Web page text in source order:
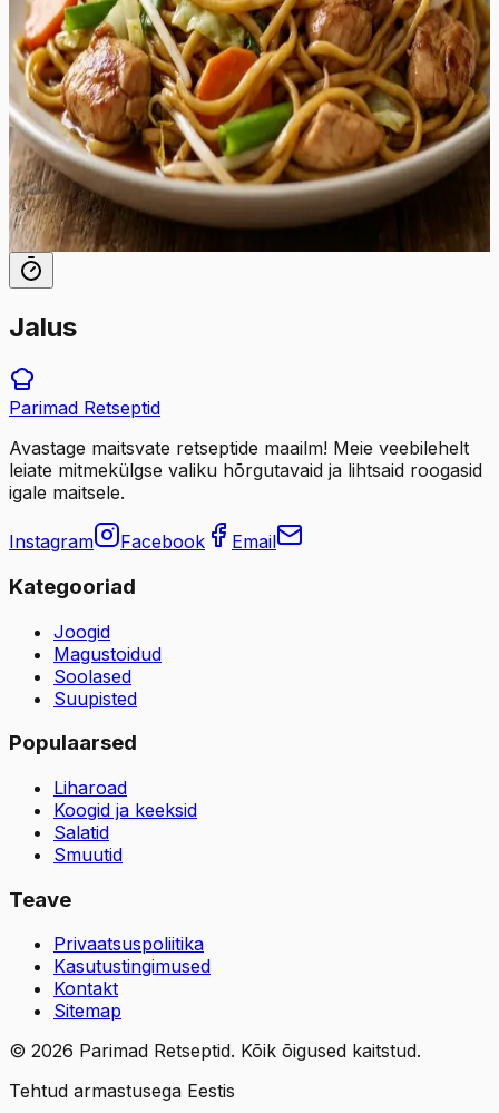
maitsvaks õhtusöögiks. Krõmpsuv kapsas, magus
porgand ja küüslaugu aromaatne lõhn täiendavad
ideaalselt mahlaseid kanaribasid ja kergelt krõbedaks
praetud chow mein nuudleid. See roog sobib
suurepäraselt argiõhtuteks, pakkudes kiirelt valmivat ja
rahuldustpakkuvat sööki kogu perele. Serveerige seda
kuumalt otse vokkpannilt ja nautige iga suutäit, mis on
täis tekstuure ja maitseid.
35min
8 tk
Jalus
Parimad Retseptid
Avastage maitsvate retseptide maailm! Meie veebilehelt
leiate mitmekülgse valiku hõrgutavaid ja lihtsaid roogasid
igale maitsele.
Instagram Facebook Email
Kategooriad
Joogid
Magustoidud
Soolased
Suupisted
Populaarsed
Liharoad
Koogid ja keeksid
Salatid
Smuutid
Teave
Privaatsuspoliitika
Kasutustingimused
Kontakt
Sitemap
© 2026 Parimad Retseptid. Kõik õigused kaitstud.
Tehtud armastusega Eestis